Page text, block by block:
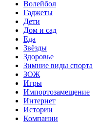
Волейбол
Гаджеты
Дети
Дом и сад
Еда
Звёзды
Здоровье
Зимние виды спорта
ЗОЖ
Игры
Импортозамещение
Интернет
Истории
Компании